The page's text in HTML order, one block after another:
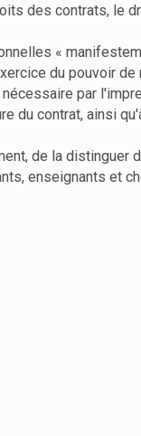
des contrats, le
«
du pouvoir de
par
du contrat, ainsi
de la distinguer
enseignants et